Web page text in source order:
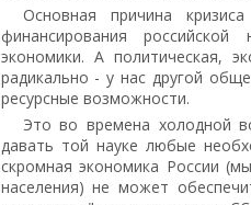
Основная причина
финансирования
экономики. А политическая,
радикально - у нас другой
ресурсные возможности.
Это во времена холодной
давать той науке любые
скромная экономика России
населения) не может